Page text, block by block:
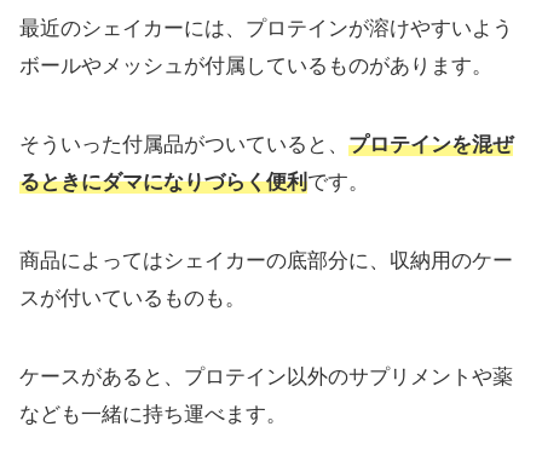
最近のシェイカーには、プロテインが溶けやすいよう
ボールやメッシュが付属しているものがあります。
そういった付属品がついていると、 プロテインを混ぜ
るときにダマになりづらく便利です。
商品によってはシェイカーの底部分に、収納用のケー
スが付いているものも。
ケースがあると、プロテイン以外のサプリメントや薬
なども一緒に持ち運べます。